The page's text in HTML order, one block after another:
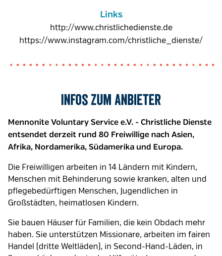
Links
http://www.christlichedienste.de
https://www.instagram.com/christliche_dienste/
Infos zum Anbieter
Mennonite Voluntary Service e.V. - Christliche Dienste
entsendet derzeit rund 80 Freiwillige nach Asien,
Afrika, Nordamerika, Südamerika und Europa.
Die Freiwilligen arbeiten in 14 Ländern mit Kindern,
Menschen mit Behinderung sowie kranken, alten und
pflegebedürftigen Menschen, Jugendlichen in
Großstädten, heimatlosen Kindern.
Sie bauen Häuser für Familien, die kein Obdach mehr
haben. Sie unterstützen Missionare, arbeiten im fairen
Handel (dritte Weltläden), in Second-Hand-Läden, in